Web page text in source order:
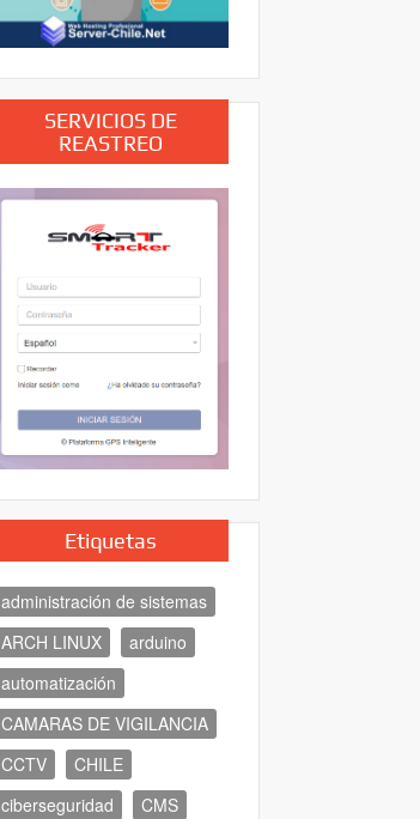
SERVICIOS DE
REASTREO
Etiquetas
administración de sistemas
ARCH LINUX
arduino
automatización
CAMARAS DE VIGILANCIA
CCTV
CHILE
ciberseguridad
CMS